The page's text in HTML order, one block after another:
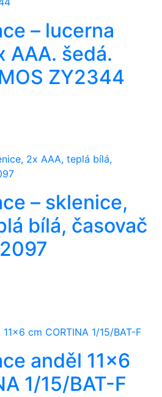
– lucerna
AAA. šedá.
ZY2344
– sklenice,
bílá, časovač
anděl 11x6
1/15/BAT-F